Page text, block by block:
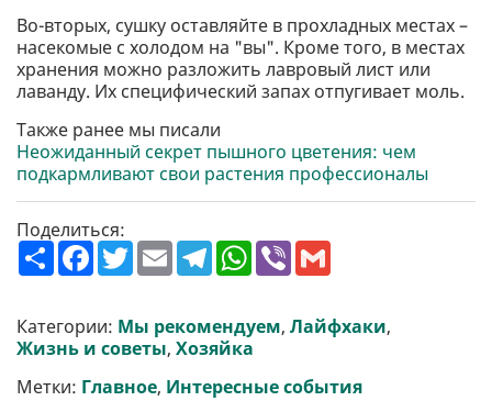
Во-вторых, сушку оставляйте в прохладных местах –
насекомые с холодом на "вы". Кроме того, в местах
хранения можно разложить лавровый лист или
лаванду. Их специфический запах отпугивает моль.
Также ранее мы писали
Неожиданный секрет пышного цветения: чем
подкармливают свои растения профессионалы
Поделиться:
П
о
р
и
т
F
a
b
o
o
T
w
t
e
r
E
m
l
T
e
g
r
a
W
h
s
A
p
V
r l
Категории: Мы рекомендуем, Лайфхаки,
Жизнь и советы, Хозяйка
Метки: Главное, Интересные события